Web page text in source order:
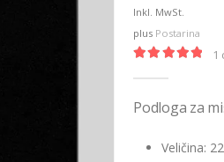
Inkl. MwSt.
plus Postarina
1
Podloga za
Veličina: